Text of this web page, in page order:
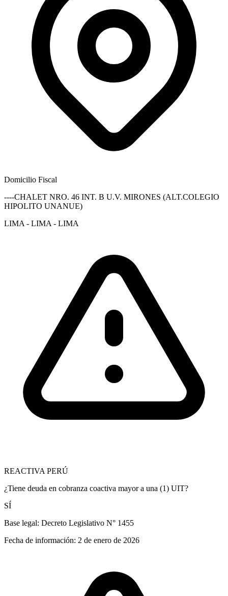
Domicilio Fiscal
----CHALET NRO. 46 INT. B U.V. MIRONES (ALT.COLEGIO
HIPOLITO UNANUE)
LIMA - LIMA - LIMA
REACTIVA PERÚ
¿Tiene deuda en cobranza coactiva mayor a una (1) UIT?
SÍ
Base legal: Decreto Legislativo N° 1455
Fecha de información: 2 de enero de 2026